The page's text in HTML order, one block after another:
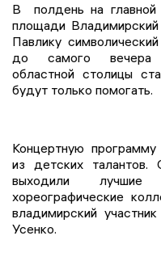
В полдень на главной
площади
Павлику
до самого вечера
областной столицы
будут только помогать.
Концертную
из детских
выходили
хореографические
владимирский
Усенко.